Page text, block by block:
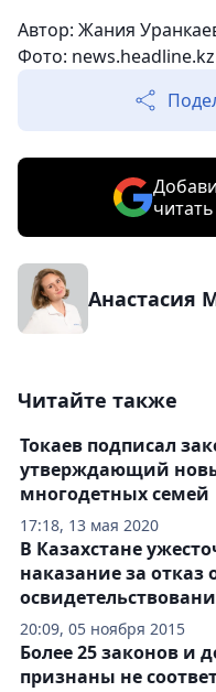
Автор: Жания
Фото: news.headline.kz
Анастасия
Читайте также
17:18, 13 мая 2020
Токаев подписал
утверждающий
многодетных семей
20:09, 05 ноября 2015
В Казахстане
наказание за отказ
Более 25 законов и
признаны не